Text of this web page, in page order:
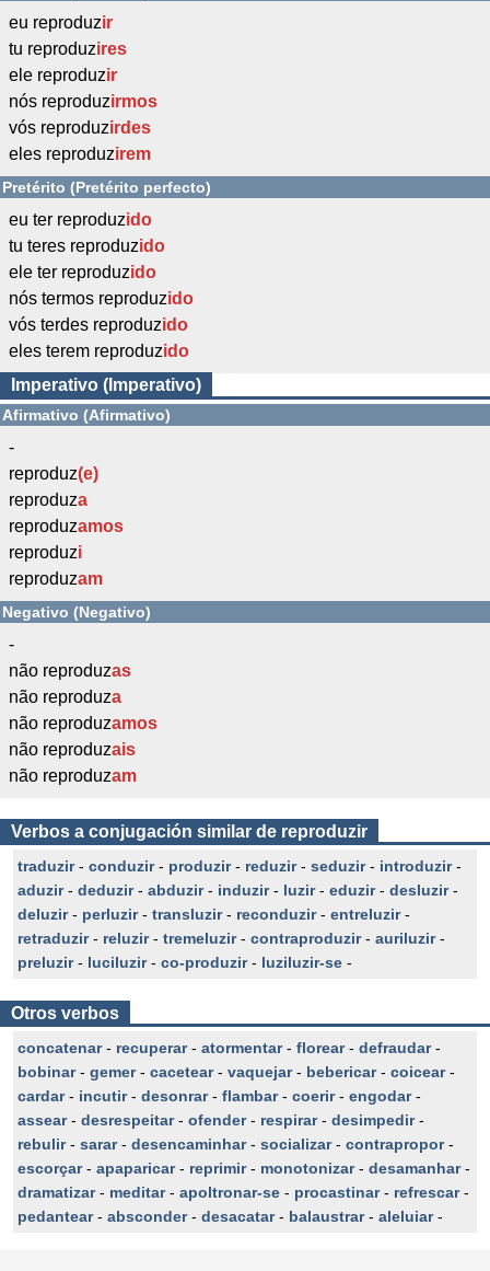
eu reproduzir
tu reproduzires
ele reproduzir
nós reproduzirmos
vós reproduzirdes
eles reproduzirem
Pretérito (Pretérito perfecto)
eu ter reproduzido
tu teres reproduzido
ele ter reproduzido
nós termos reproduzido
vós terdes reproduzido
eles terem reproduzido
Imperativo (Imperativo)
Afirmativo (Afirmativo)
-
reproduz(e)
reproduza
reproduzamos
reproduzi
reproduzam
Negativo (Negativo)
-
não reproduzas
não reproduza
não reproduzamos
não reproduzais
não reproduzam
Verbos a conjugación similar de reproduzir
traduzir- conduzir- produzir- reduzir- seduzir- introduzir-
aduzir- deduzir- abduzir- induzir- luzir- eduzir- desluzir-
deluzir- perluzir- transluzir- reconduzir- entreluzir-
retraduzir- reluzir- tremeluzir- contraproduzir- auriluzir-
preluzir- luciluzir- co-produzir- luziluzir-se -
Otros verbos
concatenar- recuperar- atormentar- florear- defraudar-
bobinar- gemer- cacetear- vaquejar- bebericar- coicear-
cardar- incutir- desonrar- flambar- coerir- engodar-
assear- desrespeitar- ofender- respirar- desimpedir-
rebulir- sarar- desencaminhar- socializar- contrapropor-
escorçar- apaparicar- reprimir- monotonizar- desamanhar-
dramatizar- meditar- apoltronar-se - procastinar- refrescar-
pedantear- absconder- desacatar- balaustrar- aleluiar-